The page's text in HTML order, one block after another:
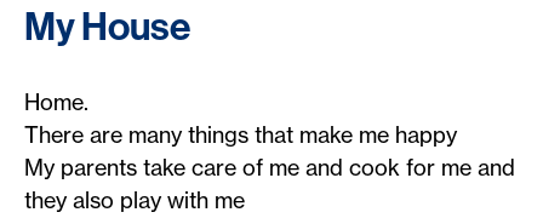
My House
Home.
There are many things that make me happy
My parents take care of me and cook for me and
they also play with me